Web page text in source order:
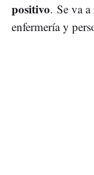
positivo. Se va
enfermería y